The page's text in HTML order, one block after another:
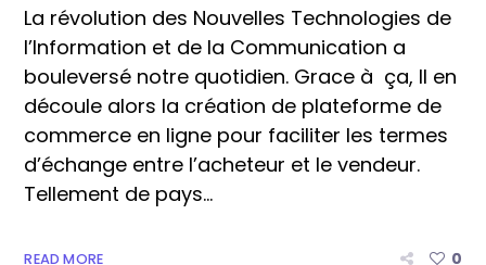
La révolution des Nouvelles Technologies de
l’Information et de la Communication a
bouleversé notre quotidien. Grace à ça, Il en
découle alors la création de plateforme de
commerce en ligne pour faciliter les termes
d’échange entre l’acheteur et le vendeur.
Tellement de pays...
READ MORE 0